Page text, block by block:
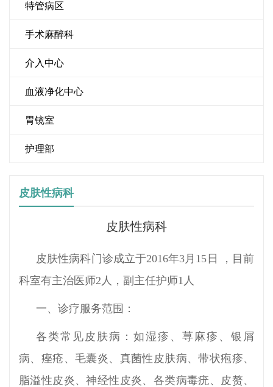
特管病区
手术麻醉科
介入中心
血液净化中心
胃镜室
护理部
皮肤性病科
皮肤性病科
皮肤性病科门诊成立于2016年3月15日 ，目前
科室有主治医师2人，副主任护师1人
一、诊疗服务范围：
各类常见皮肤病：如湿疹、荨麻疹、银屑
病、痤疮、毛囊炎、真菌性皮肤病、带状疱疹、
脂溢性皮炎、神经性皮炎、各类病毒疣、皮赘、